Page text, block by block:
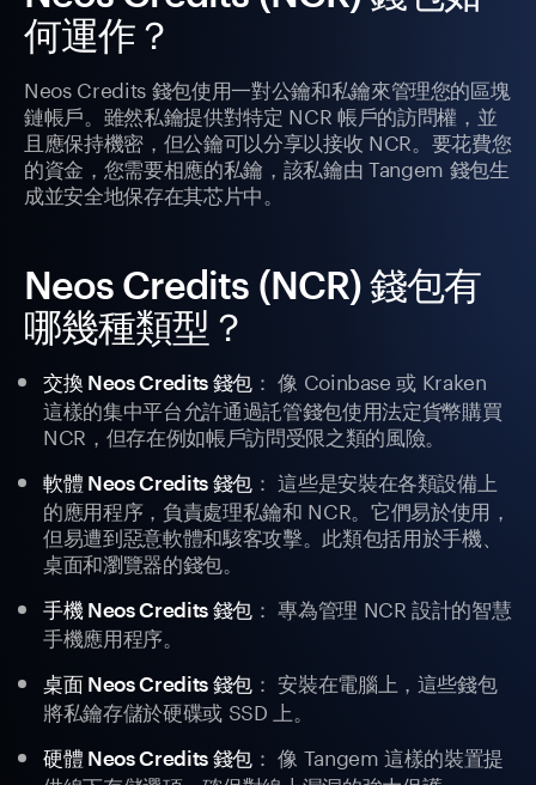
何運作？
Neos Credits 錢包使用一對公鑰和私鑰來管理您的區塊
鏈帳戶。雖然私鑰提供對特定 NCR 帳戶的訪問權，並
且應保持機密，但公鑰可以分享以接收 NCR。要花費您
的資金，您需要相應的私鑰，該私鑰由 Tangem 錢包生
成並安全地保存在其芯片中。
Neos Credits (NCR) 錢包有
哪幾種類型？
交換 Neos Credits 錢包： 像 Coinbase 或 Kraken
這樣的集中平台允許通過託管錢包使用法定貨幣購買
NCR，但存在例如帳戶訪問受限之類的風險。
軟體 Neos Credits 錢包： 這些是安裝在各類設備上
的應用程序，負責處理私鑰和 NCR。它們易於使用，
但易遭到惡意軟體和駭客攻擊。此類包括用於手機、
桌面和瀏覽器的錢包。
手機 Neos Credits 錢包： 專為管理 NCR 設計的智慧
手機應用程序。
桌面 Neos Credits 錢包： 安裝在電腦上，這些錢包
將私鑰存儲於硬碟或 SSD 上。
硬體 Neos Credits 錢包： 像 Tangem 這樣的裝置提